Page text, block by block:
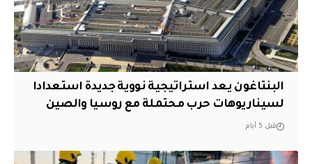
البنتاغون يعد استراتيجية نووية جديدة استعدادا
لسيناريوهات حرب محتملة مع روسيا والصين
قبل 5 أيام